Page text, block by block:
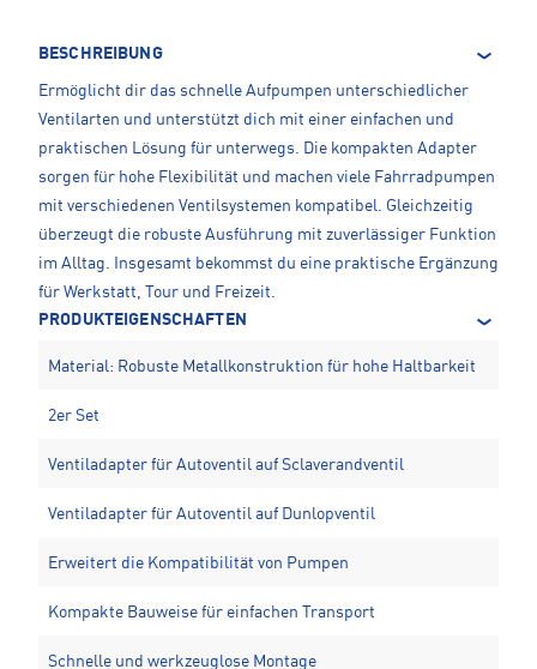
BESCHREIBUNG
Ermöglicht dir das schnelle Aufpumpen unterschiedlicher
Ventilarten und unterstützt dich mit einer einfachen und
praktischen Lösung für unterwegs. Die kompakten Adapter
sorgen für hohe Flexibilität und machen viele Fahrradpumpen
mit verschiedenen Ventilsystemen kompatibel. Gleichzeitig
überzeugt die robuste Ausführung mit zuverlässiger Funktion
im Alltag. Insgesamt bekommst du eine praktische Ergänzung
für Werkstatt, Tour und Freizeit.
PRODUKTEIGENSCHAFTEN
Material: Robuste Metallkonstruktion für hohe Haltbarkeit
2er Set
Ventiladapter für Autoventil auf Sclaverandventil
Ventiladapter für Autoventil auf Dunlopventil
Erweitert die Kompatibilität von Pumpen
Kompakte Bauweise für einfachen Transport
Schnelle und werkzeuglose Montage